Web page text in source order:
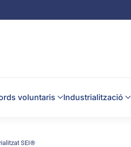
voluntaris Industrialització
SEI®